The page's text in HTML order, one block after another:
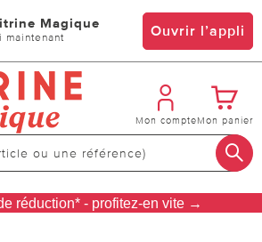
Magique
maintenant Ouvrir l’appli
Mon compteMon panier
réduction* - profitez-en vite →